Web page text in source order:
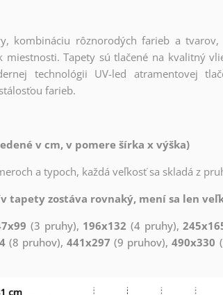
kombináciu rôznorodých farieb a
Tapety sú tlačené na kvalitný
technológii UV-led atramentovej
farieb.
v cm, v pomere šírka x výška)
a typoch, každá veľkosť sa skladá z
tapety zostáva rovnaký, mení sa len
(3 pruhy), 196x132 (4 pruhy),
(8 pruhov),441x297 (9 pruhov),490x330